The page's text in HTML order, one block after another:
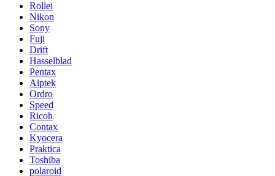
Rollei
Nikon
Sony
Fuji
Drift
Hasselblad
Pentax
Aiptek
Ordro
Speed
Ricoh
Contax
Kyocera
Praktica
Toshiba
polaroid